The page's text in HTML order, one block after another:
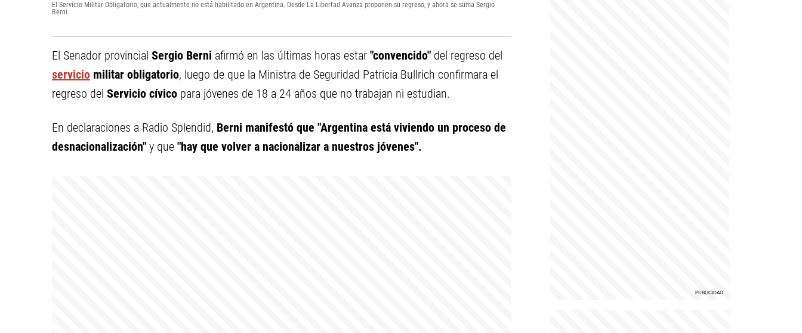
El Servicio Militar Obligatorio, que actualmente no está habilitado en Argentina. Desde La Libertad Avanza proponen su regreso, y ahora se suma Sergio
Berni.
El Senador provincial Sergio Berni afirmó en las últimas horas estar "convencido" del regreso del
servicio militar obligatorio, luego de que la Ministra de Seguridad Patricia Bullrich confirmara el
regreso del Servicio cívico para jóvenes de 18 a 24 años que no trabajan ni estudian.
En declaraciones a Radio Splendid, Berni manifestó que "Argentina está viviendo un proceso de
desnacionalización" y que "hay que volver a nacionalizar a nuestros jóvenes".